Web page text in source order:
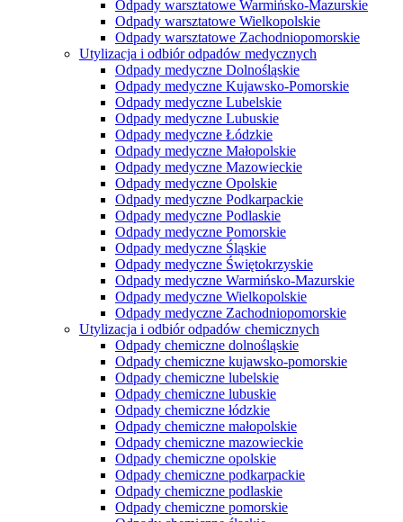
Odpady warsztatowe Warmińsko-Mazurskie
Odpady warsztatowe Wielkopolskie
Odpady warsztatowe Zachodniopomorskie
Utylizacja i odbiór odpadów medycznych
Odpady medyczne Dolnośląskie
Odpady medyczne Kujawsko-Pomorskie
Odpady medyczne Lubelskie
Odpady medyczne Lubuskie
Odpady medyczne Łódzkie
Odpady medyczne Małopolskie
Odpady medyczne Mazowieckie
Odpady medyczne Opolskie
Odpady medyczne Podkarpackie
Odpady medyczne Podlaskie
Odpady medyczne Pomorskie
Odpady medyczne Śląskie
Odpady medyczne Świętokrzyskie
Odpady medyczne Warmińsko-Mazurskie
Odpady medyczne Wielkopolskie
Odpady medyczne Zachodniopomorskie
Utylizacja i odbiór odpadów chemicznych
Odpady chemiczne dolnośląskie
Odpady chemiczne kujawsko-pomorskie
Odpady chemiczne lubelskie
Odpady chemiczne lubuskie
Odpady chemiczne łódzkie
Odpady chemiczne małopolskie
Odpady chemiczne mazowieckie
Odpady chemiczne opolskie
Odpady chemiczne podkarpackie
Odpady chemiczne podlaskie
Odpady chemiczne pomorskie